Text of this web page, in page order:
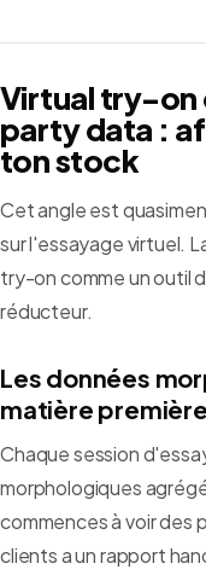
Virtual try-on
party data :
ton stock
Cet angle est
sur l'essayage virtuel.
try-on comme un outil
réducteur.
Les données
matière
Chaque session
morphologiques
commences à voir des
clients a un rapport